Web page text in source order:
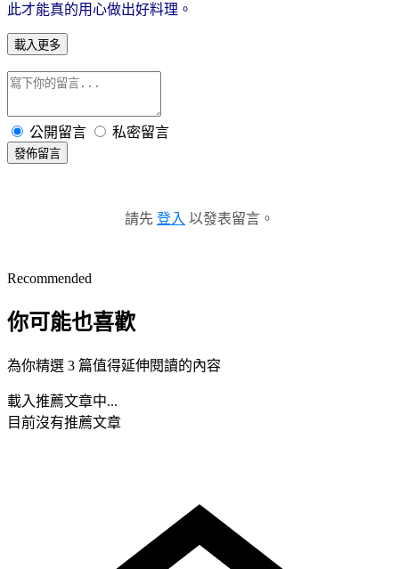
此才能真的用心做出好料理。
載入更多
公開留言 私密留言
發佈留言
請先 登入 以發表留言。
Recommended
你可能也喜歡
為你精選 3 篇值得延伸閱讀的內容
載入推薦文章中...
目前沒有推薦文章